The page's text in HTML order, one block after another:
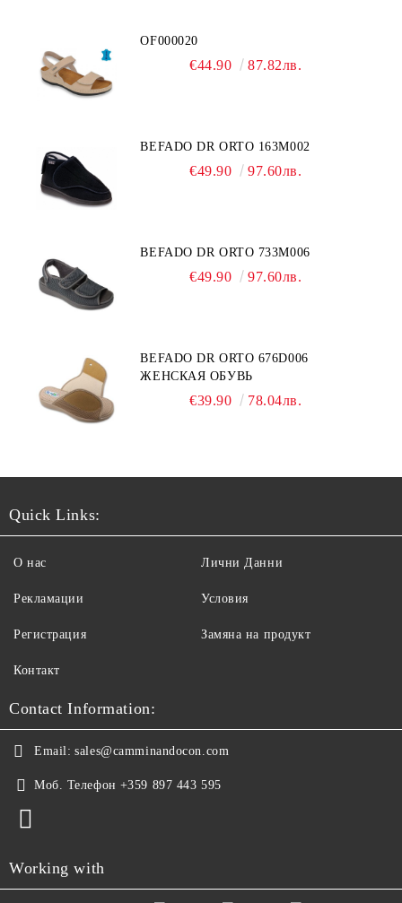
OF000020
€44.90 87.82лв.
BEFADO DR ORTO 163M002
€49.90 97.60лв.
BEFADO DR ORTO 733M006
€49.90 97.60лв.
BEFADO DR ORTO 676D006
ЖЕНСКАЯ ОБУВЬ
€39.90 78.04лв.
Quick Links:
О нас
Рекламации
Регистрация
Контакт
Лични Данни
Условия
Замяна на продукт
Contact Information:
Email: sales@camminandocon.com
Моб. Телефон +359 897 443 595
Working with